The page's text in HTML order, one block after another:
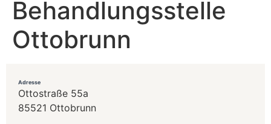
Behandlungsstelle
Ottobrunn
Adresse
Ottostraße 55a
85521 Ottobrunn